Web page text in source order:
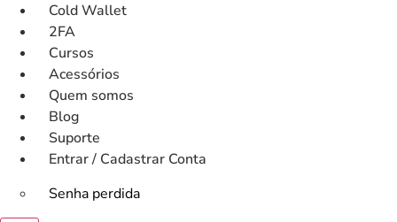
para
conteúdo
Cold Wallet
2FA
Cursos
Acessórios
Quem somos
Blog
Suporte
Entrar / Cadastrar Conta
Senha perdida